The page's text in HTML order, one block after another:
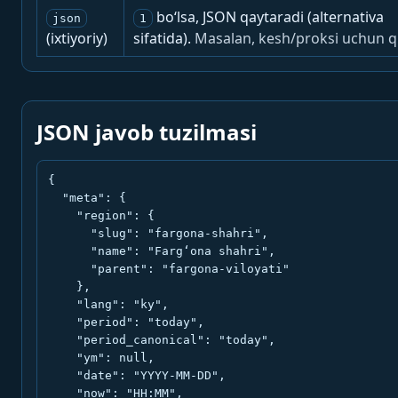
json
(ixtiyoriy)
1
bo‘lsa, JSON qaytaradi (alternativa
sifatida). Masalan, kesh/proksi uchun
JSON javob tuzilmasi
{
  "meta": {
    "region": {
      "slug": "fargona-shahri",
      "name": "Farg‘ona shahri",
      "parent": "fargona-viloyati"
    },
    "lang": "ky",
    "period": "today",
    "period_canonical": "today",
    "ym": null,
    "date": "YYYY-MM-DD",
    "now": "HH:MM",